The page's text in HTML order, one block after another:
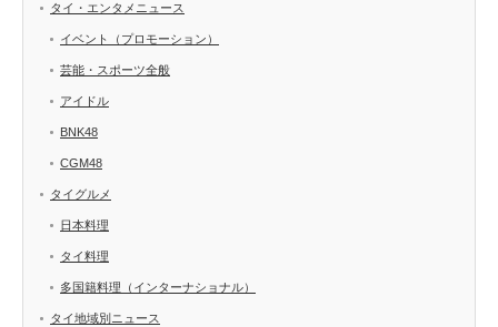
タイ・エンタメニュース
イベント（プロモーション）
芸能・スポーツ全般
アイドル
BNK48
CGM48
タイグルメ
日本料理
タイ料理
多国籍料理（インターナショナル）
タイ地域別ニュース